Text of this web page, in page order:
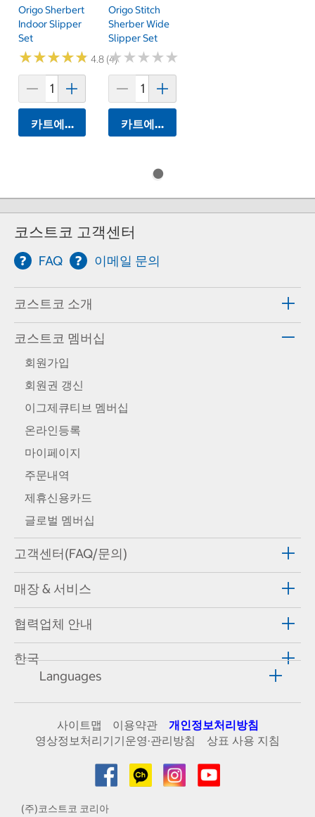
Origo Sherbert
Indoor Slipper
Set
★★★★★
★★★★★ 4.8 (4)
카트에 담기
Origo Stitch
Sherber Wide
Slipper Set
★★★★★
★★★★★
카트에 담기
코스트코 고객센터
FAQ 이메일 문의
코스트코 소개
코스트코 멤버십
회원가입
회원권 갱신
이그제큐티브 멤버십
온라인등록
마이페이지
주문내역
제휴신용카드
글로벌 멤버십
고객센터(FAQ/문의)
매장 & 서비스
협력업체 안내
한국
Languages
사이트맵 이용약관
개인정보처리방침
영상정보처리기기운영·관리방침
상표 사용 지침
(주)코스트코 코리아